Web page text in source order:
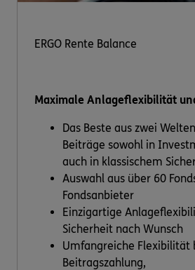
ERGO Rente Balance
Maximale Anlageflexibilität
Das Beste aus zwei
Beiträge sowohl in
auch in klassischem
Auswahl aus über 60
Fondsanbieter
Einzigartige
Sicherheit nach Wunsch
Umfangreiche Flexibilität
Beitragszahlung,